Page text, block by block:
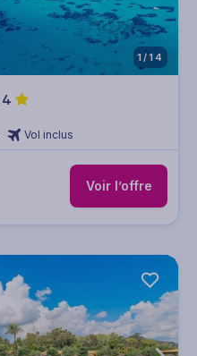
1/14
4
Vol inclus
Voir l’offre